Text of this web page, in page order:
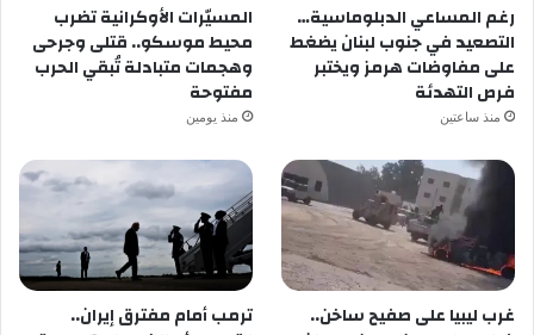
رغم المساعي الدبلوماسية…
التصعيد في جنوب لبنان يضغط
على مفاوضات هرمز ويختبر
فرص التهدئة
منذ ساعتين
المسيّرات الأوكرانية تضرب
محيط موسكو.. قتلى وجرحى
وهجمات متبادلة تُبقي الحرب
مفتوحة
منذ يومين
غرب ليبيا على صفيح ساخن..
ترمب أمام مفترق إيران..